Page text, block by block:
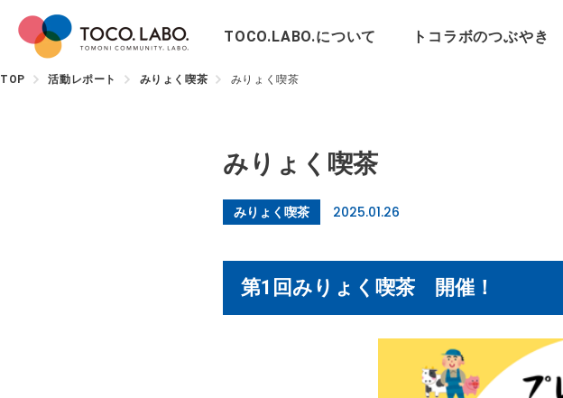
TOCO.LABO.について トコラボのつぶやき
TOP 活動レポート みりょく喫茶 みりょく喫茶
みりょく喫茶
みりょく喫茶 2025.01.26
第1回みりょく喫茶 開催！